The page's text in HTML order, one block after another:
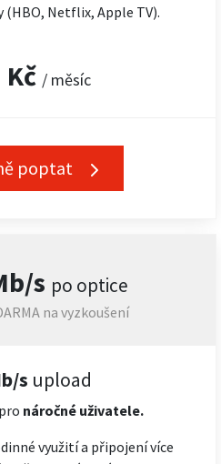
(HBO, Netflix, Apple TV).
Kč / měsíc
poptat
s po optice
na vyzkoušení
s upload
náročné uživatele.
využití a připojení více